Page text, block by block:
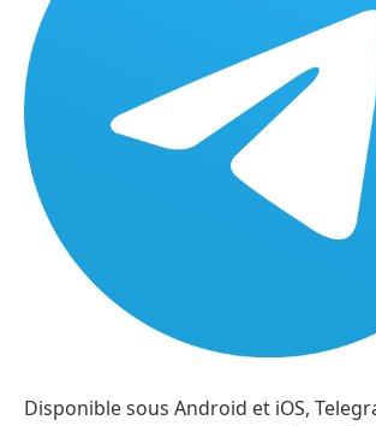
Disponible sous Android et iOS,